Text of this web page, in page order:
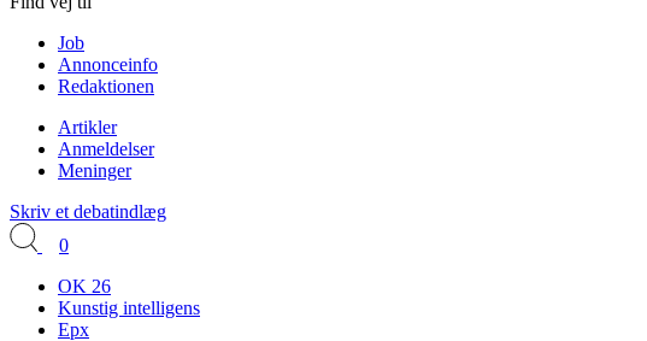
Job
Annonceinfo
Redaktionen
Artikler
Anmeldelser
Meninger
Skriv et debatindlæg
0
OK 26
Kunstig intelligens
Epx